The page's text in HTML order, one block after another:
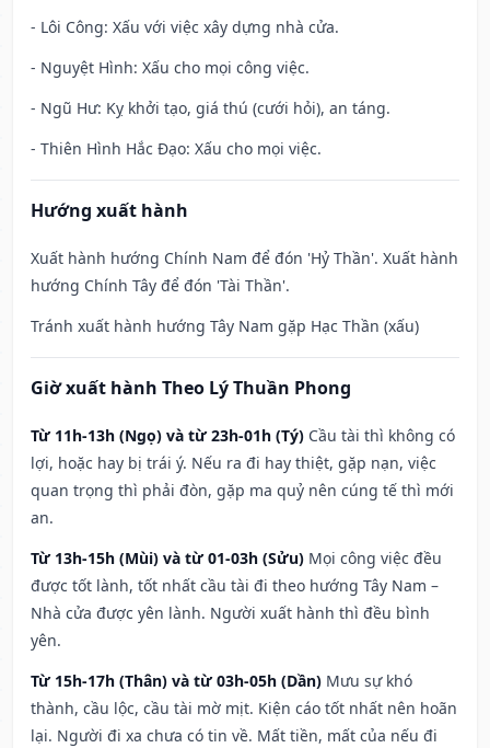
- Lôi Công: Xấu với việc xây dựng nhà cửa.
- Nguyệt Hình: Xấu cho mọi công việc.
- Ngũ Hư: Kỵ khởi tạo, giá thú (cưới hỏi), an táng.
- Thiên Hình Hắc Đạo: Xấu cho mọi việc.
Hướng xuất hành
Xuất hành hướng Chính Nam để đón 'Hỷ Thần'. Xuất hành
hướng Chính Tây để đón 'Tài Thần'.
Tránh xuất hành hướng Tây Nam gặp Hạc Thần (xấu)
Giờ xuất hành Theo Lý Thuần Phong
Từ 11h-13h (Ngọ) và từ 23h-01h (Tý) Cầu tài thì không có
lợi, hoặc hay bị trái ý. Nếu ra đi hay thiệt, gặp nạn, việc
quan trọng thì phải đòn, gặp ma quỷ nên cúng tế thì mới
an.
Từ 13h-15h (Mùi) và từ 01-03h (Sửu) Mọi công việc đều
được tốt lành, tốt nhất cầu tài đi theo hướng Tây Nam –
Nhà cửa được yên lành. Người xuất hành thì đều bình
yên.
Từ 15h-17h (Thân) và từ 03h-05h (Dần) Mưu sự khó
thành, cầu lộc, cầu tài mờ mịt. Kiện cáo tốt nhất nên hoãn
lại. Người đi xa chưa có tin về. Mất tiền, mất của nếu đi